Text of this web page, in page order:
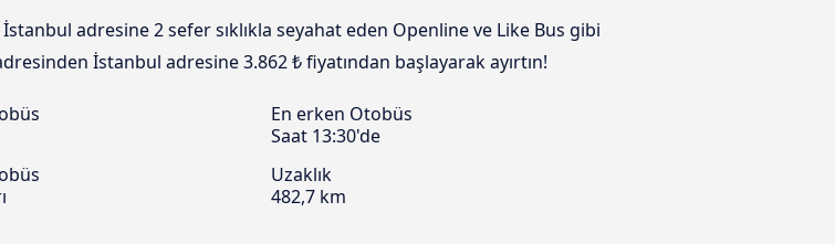
adresine 2 sefer sıklıkla seyahat eden Openline ve Like Bus gibi
İstanbul adresine 3.862 ₺ fiyatından başlayarak ayırtın!
En erken Otobüs
Saat 13:30'de
Uzaklık
482,7 km